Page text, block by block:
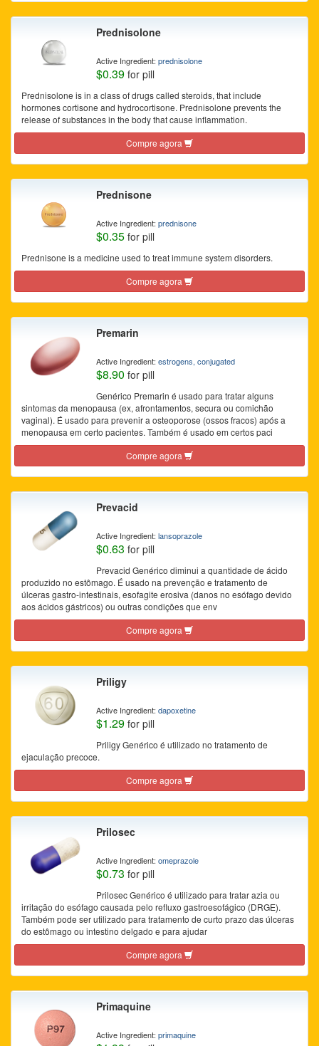
Prednisolone
Active Ingredient: prednisolone
$0.39 for pill
Prednisolone is in a class of drugs called steroids, that include
hormones cortisone and hydrocortisone. Prednisolone prevents the
release of substances in the body that cause inflammation.
Compre agora
Prednisone
Active Ingredient: prednisone
$0.35 for pill
Prednisone is a medicine used to treat immune system disorders.
Compre agora
Premarin
Active Ingredient: estrogens, conjugated
$8.90 for pill
Genérico Premarin é usado para tratar alguns
sintomas da menopausa (ex, afrontamentos, secura ou comichão
vaginal). É usado para prevenir a osteoporose (ossos fracos) após a
menopausa em certo pacientes. Também é usado em certos paci
Compre agora
Prevacid
Active Ingredient: lansoprazole
$0.63 for pill
Prevacid Genérico diminui a quantidade de ácido
produzido no estômago. É usado na prevenção e tratamento de
úlceras gastro-intestinais, esofagite erosiva (danos no esófago devido
aos ácidos gástricos) ou outras condições que env
Compre agora
Priligy
Active Ingredient: dapoxetine
$1.29 for pill
Priligy Genérico é utilizado no tratamento de
ejaculação precoce.
Compre agora
Prilosec
Active Ingredient: omeprazole
$0.73 for pill
Prilosec Genérico é utilizado para tratar azia ou
irritação do esófago causada pelo refluxo gastroesofágico (DRGE).
Também pode ser utilizado para tratamento de curto prazo das úlceras
do estômago ou intestino delgado e para ajudar
Compre agora
Primaquine
Active Ingredient: primaquine